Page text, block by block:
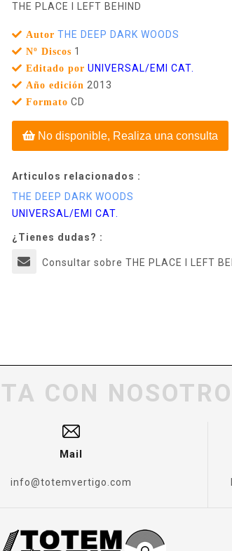
THE PLACE I LEFT BEHIND
Autor THE DEEP DARK WOODS
Nº Discos 1
Editado por UNIVERSAL/EMI CAT.
Año edición 2013
Formato CD
No disponible, Realiza una consulta
Articulos relacionados :
THE DEEP DARK WOODS
UNIVERSAL/EMI CAT.
¿Tienes dudas? :
Consultar sobre THE PLACE I LEFT
CON
Mail
info@totemvertigo.com